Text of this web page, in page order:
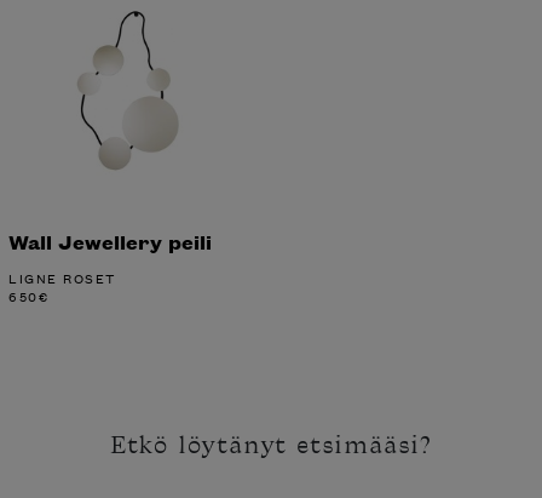
Wall Jewellery peili
LIGNE ROSET
650€
Etkö löytänyt etsimääsi?